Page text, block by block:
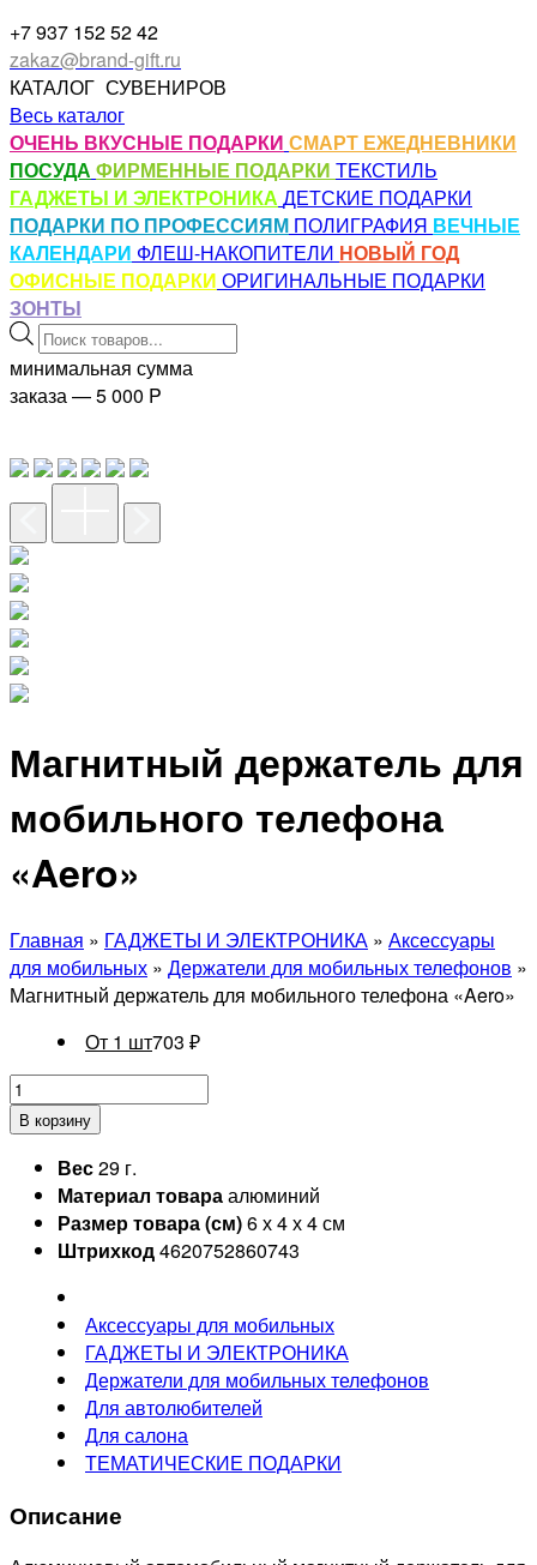
+7 937 152 52 42
zakaz@brand-gift.ru
КАТАЛОГ СУВЕНИРОВ
Весь каталог
ОЧЕНЬ ВКУСНЫЕ ПОДАРКИ СМАРТ ЕЖЕДНЕВНИКИ
ПОСУДА ФИРМЕННЫЕ ПОДАРКИ ТЕКСТИЛЬ
ГАДЖЕТЫ И ЭЛЕКТРОНИКА ДЕТСКИЕ ПОДАРКИ
ПОДАРКИ ПО ПРОФЕССИЯМ ПОЛИГРАФИЯ ВЕЧНЫЕ
КАЛЕНДАРИ ФЛЕШ-НАКОПИТЕЛИ НОВЫЙ ГОД
ОФИСНЫЕ ПОДАРКИ ОРИГИНАЛЬНЫЕ ПОДАРКИ
ЗОНТЫ
Поиск
товаров
минимальная сумма
заказа — 5 000 P
Магнитный держатель для
мобильного телефона
«Aero»
Главная » ГАДЖЕТЫ И ЭЛЕКТРОНИКА » Аксессуары
для мобильных » Держатели для мобильных телефонов »
Магнитный держатель для мобильного телефона «Aero»
От 1 шт703 ₽
В корзину
Вес29 г.
Материал товараалюминий
Размер товара (см)6 х 4 х 4 см
Штрихкод4620752860743
Аксессуары для мобильных
ГАДЖЕТЫ И ЭЛЕКТРОНИКА
Держатели для мобильных телефонов
Для автолюбителей
Для салона
ТЕМАТИЧЕСКИЕ ПОДАРКИ
Описание